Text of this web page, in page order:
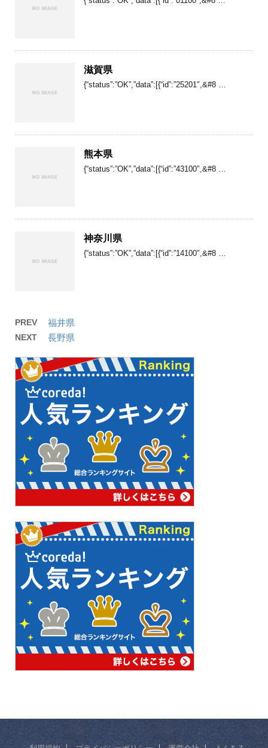
滋賀県
{“status”:”OK”,”data”:[{“id”:”25201″,&#8 …
熊本県
{“status”:”OK”,”data”:[{“id”:”43100″,&#8 …
神奈川県
{“status”:”OK”,”data”:[{“id”:”14100″,&#8 …
PREV 福井県
NEXT 長野県